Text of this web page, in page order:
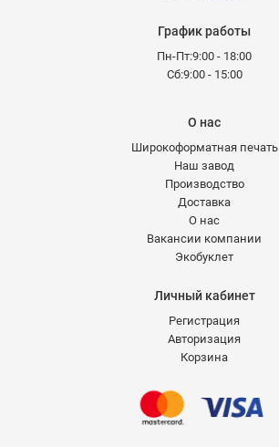
График работы
Пн-Пт:9:00 - 18:00
Сб:9:00 - 15:00
О нас
Широкоформатная печать
Наш завод
Производство
Доставка
О нас
Вакансии компании
Экобуклет
Личный кабинет
Регистрация
Авторизация
Корзина